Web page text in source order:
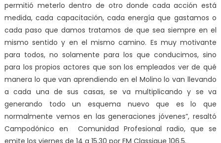
permitió meterlo dentro de otro donde cada acción está
medida, cada capacitación, cada energía que gastamos o
cada paso que damos tratamos de que sea siempre en el
mismo sentido y en el mismo camino. Es muy motivante
para todos, no solamente para los que conducimos, sino
para los propios actores que son los empleados ver de qué
manera lo que van aprendiendo en el Molino lo van llevando
a cada una de sus casas, se va multiplicando y se va
generando todo un esquema nuevo que es lo que
normalmente vemos en las generaciones jóvenes”, resaltó
Campodónico en Comunidad Profesional radio, que se